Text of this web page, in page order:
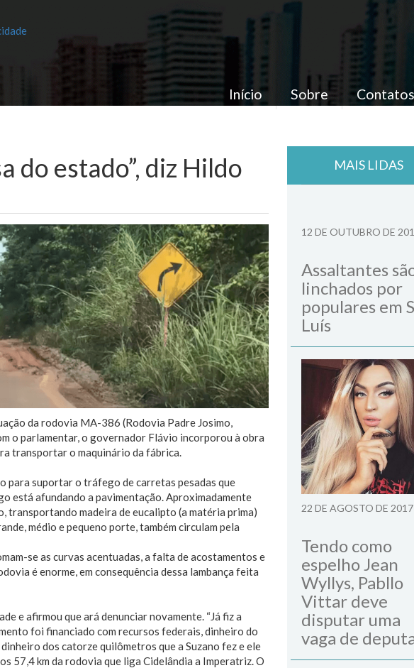
Início Sobre Contatos
do estado”, diz Hildo
da rodovia MA-386 (Rodovia Padre Josimo,
o parlamentar, o governador Flávio incorporou à obra
transportar o maquinário da fábrica.
para suportar o tráfego de carretas pesadas que
está afundando a pavimentação. Aproximadamente
transportando madeira de eucalipto (a matéria prima)
médio e pequeno porte, também circulam pela
se as curvas acentuadas, a falta de acostamentos e
é enorme, em consequência dessa lambança feita
e afirmou que ará denunciar novamente. “Já fiz a
foi financiado com recursos federais, dinheiro do
dos catorze quilômetros que a Suzano fez e ele
57,4 km da rodovia que liga Cidelândia a Imperatriz. O
MAIS LIDAS
12 DE OUTUBRO DE
Assaltantes
linchados por
populares em
Luís
22 DE AGOSTO DE 2017
Tendo como
espelho Jean
Wyllys, Pabllo
Vittar deve
disputar uma
vaga de